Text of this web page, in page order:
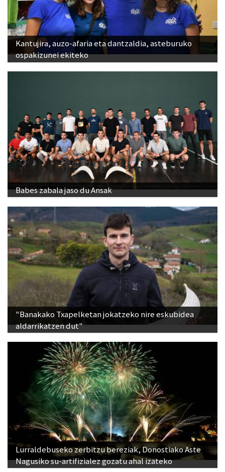
Kantujira, auzo-afaria eta dantzaldia, asteburuko
ospakizunei ekiteko
Babes zabala jaso du Ansak
"Banakako Txapelketan jokatzeko nire eskubidea
aldarrikatzen dut"
Lurraldebuseko zerbitzu bereziak, Donostiako Aste
Nagusiko su-artifizialez gozatu ahal izateko